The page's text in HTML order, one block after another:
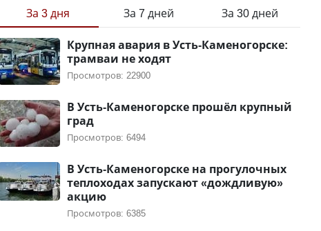
За 3 дня За 7 дней За 30 дней
Крупная авария в Усть-Каменогорске:
трамваи не ходят
Просмотров: 22900
В Усть-Каменогорске прошёл крупный
град
Просмотров: 6494
В Усть-Каменогорске на прогулочных
теплоходах запускают «дождливую»
акцию
Просмотров: 6385